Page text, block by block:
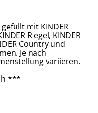
mit KINDER
Riegel, KINDER
Country und
Je nach
variieren.
***